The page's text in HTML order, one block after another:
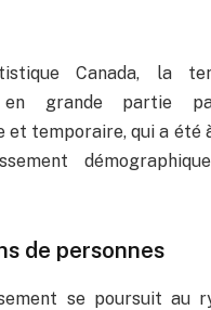
Canada, la
en grande partie
et temporaire, qui a été
de personnes
se poursuit au